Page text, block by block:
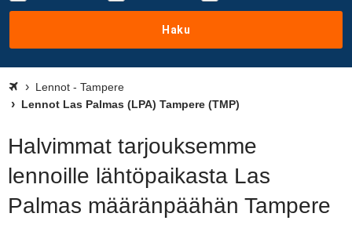
Haku
Lennot - Tampere
Lennot Las Palmas (LPA) Tampere (TMP)
Halvimmat tarjouksemme
lennoille lähtöpaikasta Las
Palmas määränpäähän Tampere